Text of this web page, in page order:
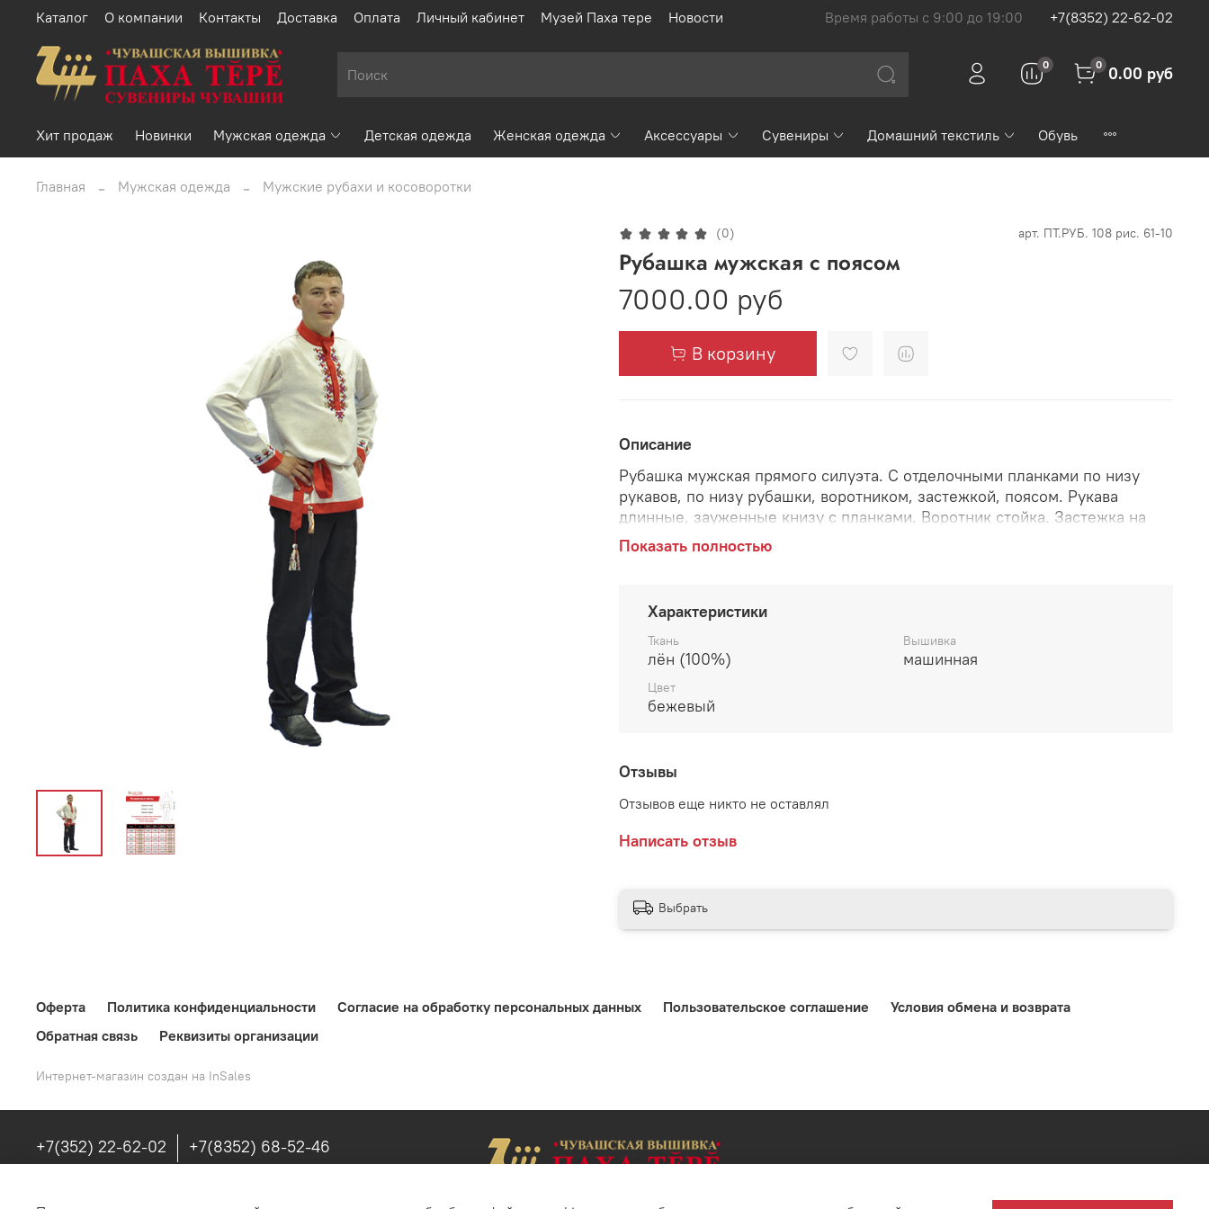
Каталог О компании Контакты Доставка Оплата Личный кабинет Музей Паха тере Новости Время работы с 9:00 до 19:00 +7(8352) 22-62-02
0 0 0.00 руб
Хит продаж Новинки Мужская одежда Детская одежда Женская одежда Аксессуары Сувениры Домашний текстиль Обувь
Главная Мужская одежда Мужские рубахи и косоворотки
(0) арт. ПТ.РУБ. 108 рис. 61-10
Рубашка мужская с поясом
7000.00 руб
В корзину
Описание
Рубашка мужская прямого силуэта. С отделочными планками по низу
рукавов, по низу рубашки, воротником, застежкой, поясом. Рукава
длинные, зауженные книзу с планками. Воротник стойка. Застежка на
пуговицы.
Показать полностью
Характеристики
Ткань
лён (100%)
Вышивка
машинная
Цвет
бежевый
Отзывы
Отзывов еще никто не оставлял
Написать отзыв
Выбрать
Оферта Политика конфиденциальности Согласие на обработку персональных данных Пользовательское соглашение
Условия обмена и возврата
Обратная связь
Реквизиты организации
Интернет-магазин создан на InSales
+7(352) 22-62-02
+7(8352) 68-52-46